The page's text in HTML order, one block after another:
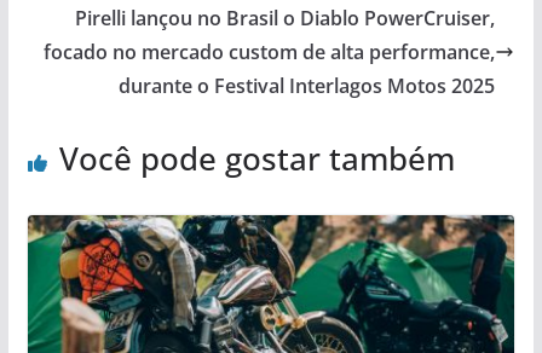
Pirelli lançou no Brasil o Diablo PowerCruiser,
focado no mercado custom de alta performance,
durante o Festival Interlagos Motos 2025
Você pode gostar também